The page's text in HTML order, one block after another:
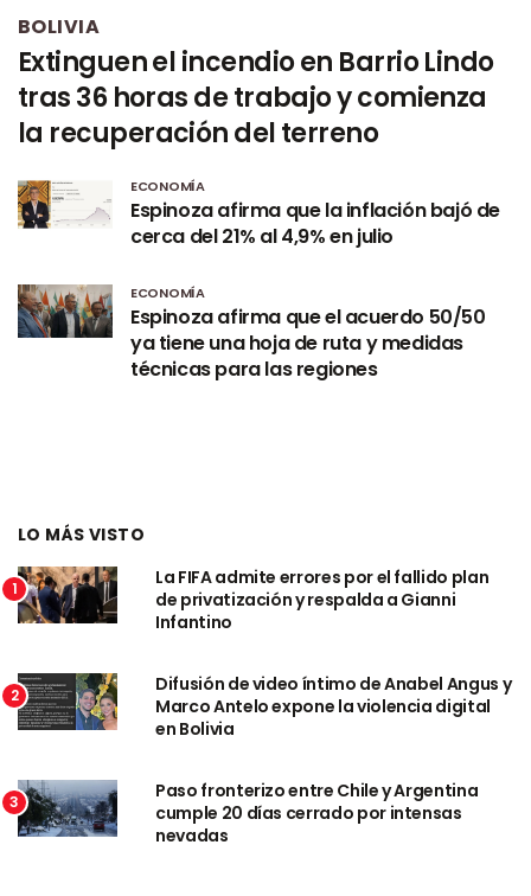
BOLIVIA
Extinguen el incendio en Barrio Lindo
tras 36 horas de trabajo y comienza
la recuperación del terreno
ECONOMÍA
Espinoza afirma que la inflación bajó de
cerca del 21% al 4,9% en julio
ECONOMÍA
Espinoza afirma que el acuerdo 50/50
ya tiene una hoja de ruta y medidas
técnicas para las regiones
LO MÁS VISTO
1
La FIFA admite errores por el fallido plan
de privatización y respalda a Gianni
Infantino
2
Difusión de video íntimo de Anabel Angus y
Marco Antelo expone la violencia digital
en Bolivia
3
Paso fronterizo entre Chile y Argentina
cumple 20 días cerrado por intensas
nevadas